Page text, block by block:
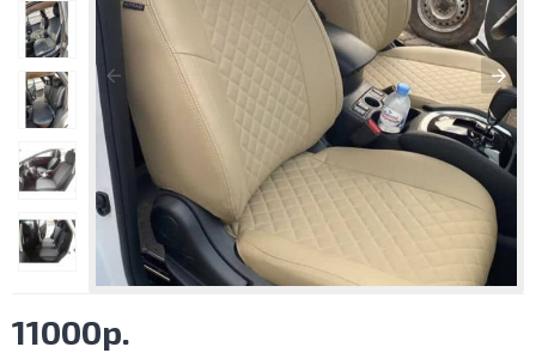
11000р.